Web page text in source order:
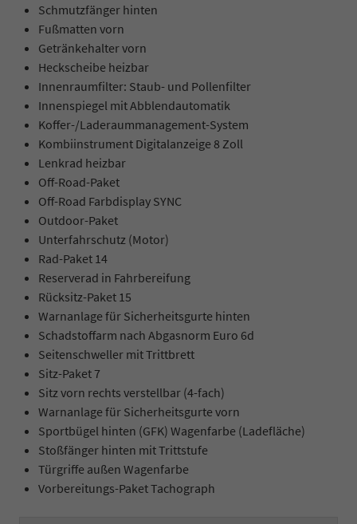
Schmutzfänger hinten
Fußmatten vorn
Getränkehalter vorn
Heckscheibe heizbar
Innenraumfilter: Staub- und Pollenfilter
Innenspiegel mit Abblendautomatik
Koffer-/Laderaummanagement-System
Kombiinstrument Digitalanzeige 8 Zoll
Lenkrad heizbar
Off-Road-Paket
Off-Road Farbdisplay SYNC
Outdoor-Paket
Unterfahrschutz (Motor)
Rad-Paket 14
Reserverad in Fahrbereifung
Rücksitz-Paket 15
Warnanlage für Sicherheitsgurte hinten
Schadstoffarm nach Abgasnorm Euro 6d
Seitenschweller mit Trittbrett
Sitz-Paket 7
Sitz vorn rechts verstellbar (4-fach)
Warnanlage für Sicherheitsgurte vorn
Sportbügel hinten (GFK) Wagenfarbe (Ladefläche)
Stoßfänger hinten mit Trittstufe
Türgriffe außen Wagenfarbe
Vorbereitungs-Paket Tachograph